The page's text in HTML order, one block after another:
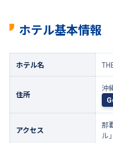
ホテル基本情報
ホテル名
住所
沖
アクセス
那
ル